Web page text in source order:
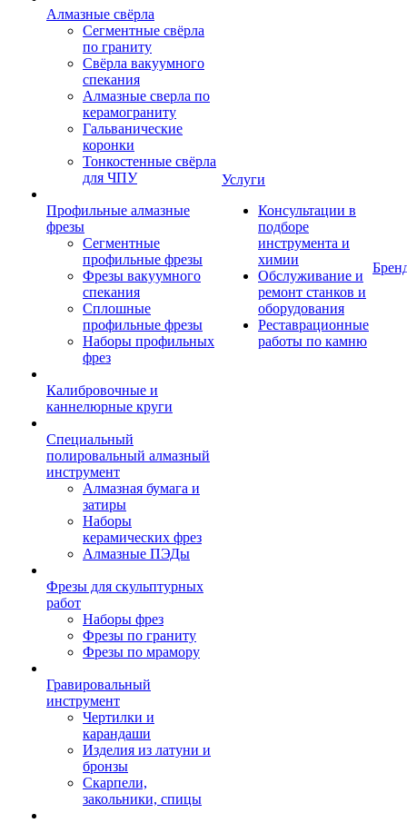
Алмазные свёрла
Сегментные свёрла
по граниту
Свёрла вакуумного
спекания
Алмазные сверла по
керамограниту
Гальванические
коронки
Тонкостенные свёрла
для ЧПУ
Профильные алмазные
фрезы
Сегментные
профильные фрезы
Фрезы вакуумного
спекания
Сплошные
профильные фрезы
Наборы профильных
фрез
Калибровочные и
каннелюрные круги
Специальный
полировальный алмазный
инструмент
Алмазная бумага и
затиры
Наборы
керамических фрез
Алмазные ПЭДы
Фрезы для скульптурных
работ
Наборы фрез
Фрезы по граниту
Фрезы по мрамору
Гравировальный
инструмент
Чертилки и
карандаши
Изделия из латуни и
бронзы
Скарпели,
закольники, спицы
Услуги
Консультации в
подборе
инструмента и
химии
Обслуживание и
ремонт станков и
оборудования
Реставрационные
работы по камню